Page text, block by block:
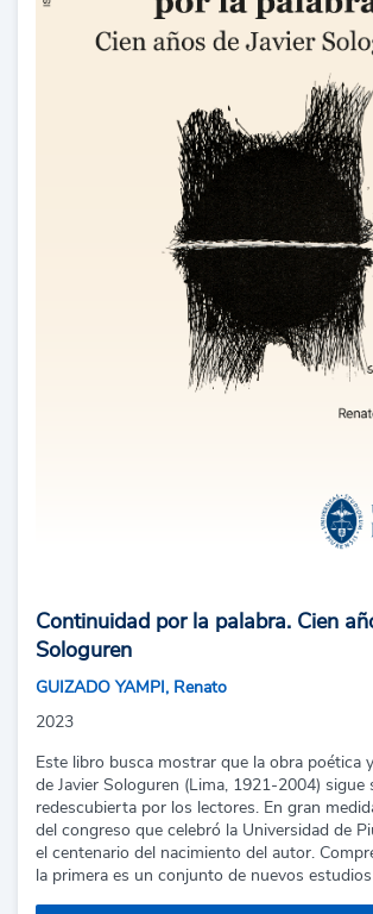
Continuidad por la palabra. Cien
Sologuren
GUIZADO YAMPI, Renato
2023
Este libro busca mostrar que la obra poética
de Javier Sologuren (Lima, 1921-2004) sigue
redescubierta por los lectores. En gran
del congreso que celebró la Universidad de
el centenario del nacimiento del autor.
la primera es un conjunto de nuevos